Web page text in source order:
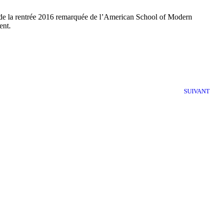
la rentrée 2016 remarquée de l’American School of Modern
SUIVANT